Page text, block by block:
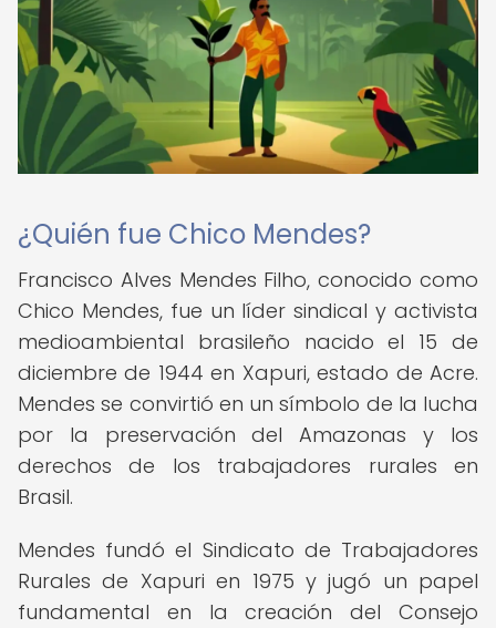
¿Quién fue Chico Mendes?
Francisco Alves Mendes Filho, conocido como
Chico Mendes, fue un líder sindical y activista
medioambiental brasileño nacido el 15 de
diciembre de 1944 en Xapuri, estado de Acre.
Mendes se convirtió en un símbolo de la lucha
por la preservación del Amazonas y los
derechos de los trabajadores rurales en
Brasil.
Mendes fundó el Sindicato de Trabajadores
Rurales de Xapuri en 1975 y jugó un papel
fundamental en la creación del Consejo